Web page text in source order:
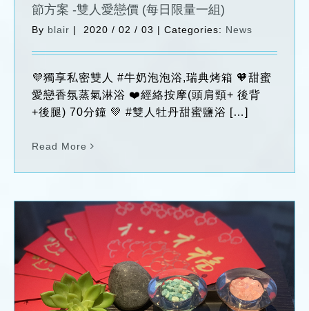
節方案 -雙人愛戀價 (每日限量一組)
By blair | 2020 / 02 / 03 | Categories: News
💜獨享私密雙人 #牛奶泡泡浴,瑞典烤箱 🧡甜蜜
愛戀香氛蒸氣淋浴 ❤️經絡按摩(頭肩頸+ 後背
+後腿) 70分鐘 💚 #雙人牡丹甜蜜鹽浴 […]
Read More
Sparkle Spa新春鼠來寶 2020 Happy new
year-開運紅包天天抽